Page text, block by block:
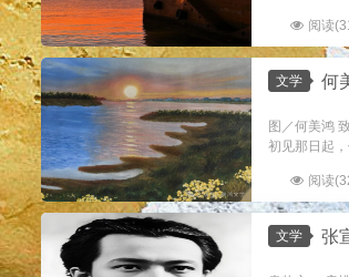
阅读
文学 何
图／何美鸿
初见那日起
阅读
文学 张